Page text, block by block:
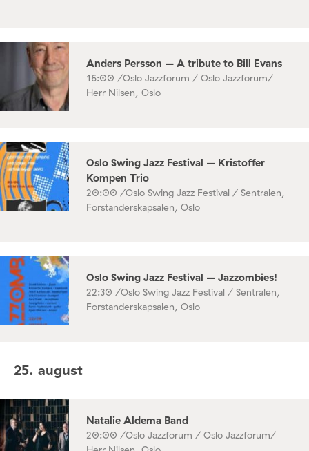
Anders Persson – A tribute to Bill Evans
16:00 /Oslo Jazzforum / Oslo Jazzforum/
Herr Nilsen, Oslo
Oslo Swing Jazz Festival – Kristoffer
Kompen Trio
20:00 /Oslo Swing Jazz Festival / Sentralen,
Forstanderskapsalen, Oslo
Oslo Swing Jazz Festival – Jazzombies!
22:30 /Oslo Swing Jazz Festival / Sentralen,
Forstanderskapsalen, Oslo
25. august
Natalie Aldema Band
20:00 /Oslo Jazzforum / Oslo Jazzforum/